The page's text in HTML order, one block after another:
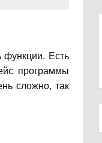
Есть
программы
сложно, так